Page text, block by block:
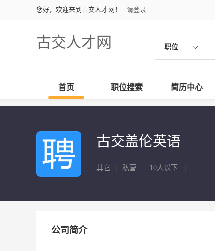
您好，欢迎来到古交人才网！ 请登录
古交人才网 职位
首页 职位搜索 简历中心
古交盖伦英语
其它 私营 10人以下
公司简介